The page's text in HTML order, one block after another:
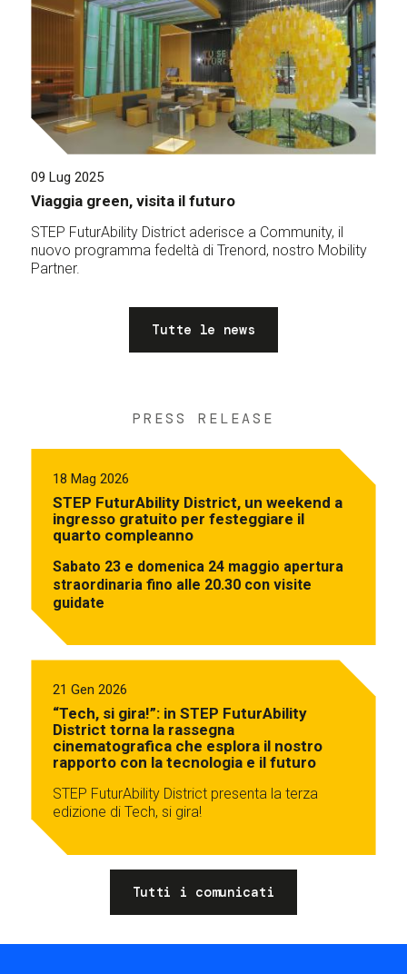
09 Lug 2025
Viaggia green, visita il futuro
STEP FuturAbility District aderisce a Community, il
nuovo programma fedeltà di Trenord, nostro Mobility
Partner.
Tutte le news
PRESS RELEASE
18 Mag 2026
STEP FuturAbility District, un weekend a
ingresso gratuito per festeggiare il
quarto compleanno
Sabato 23 e domenica 24 maggio apertura
straordinaria fino alle 20.30 con visite
guidate
21 Gen 2026
“Tech, si gira!”: in STEP FuturAbility
District torna la rassegna
cinematografica che esplora il nostro
rapporto con la tecnologia e il futuro
STEP FuturAbility District presenta la terza
edizione di Tech, si gira!
Tutti i comunicati